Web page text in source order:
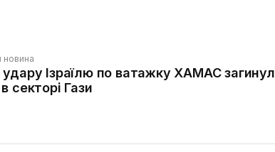
удару Ізраїлю по ватажку ХАМАС
секторі Гази